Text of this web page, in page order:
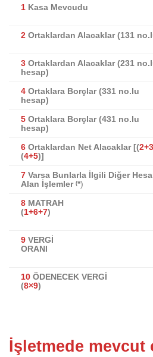
1 Kasa
2 Ortaklardan Alacaklar (131
3 Ortaklardan Alacaklar (231
hesap)
4 Ortaklara Borçlar (331 no.lu
5 Ortaklara Borçlar (431 no.lu
6 Ortaklardan Net Alacaklar [(2+3
(4+5)]
7 Varsa Bunlarla İlgili Diğer
Alan İşlemler (*)
8 MATRAH
(1+6+7
9 VERGİ
10 ÖDENECEK VERGİ
(8×9
İşletmede mevcut